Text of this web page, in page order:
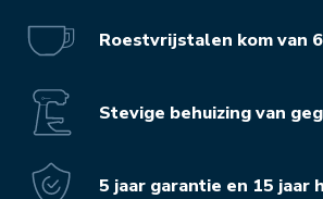
Roestvrijstalen kom van
Stevige behuizing van
5 jaar garantie en 15 jaar